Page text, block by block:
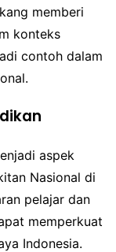
memberi
konteks
contoh dalam
aspek
Nasional di
pelajar dan
memperkuat
Indonesia.